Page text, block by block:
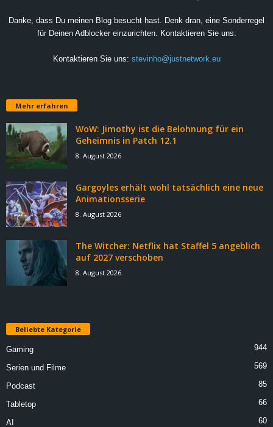
Danke, dass Du meinen Blog besucht hast. Denk dran, eine Sonderregel
für Deinen Adblocker einzurichten. Kontaktieren Sie uns:
Kontaktieren Sie uns: stevinho@justnetwork.eu
Mehr erfahren
WoW: Jimothy ist die Belohnung für ein
Geheimnis in Patch 12.1
8. August 2026
Gargoyles erhält wohl tatsächlich eine neue
Animationsserie
8. August 2026
The Witcher: Netflix hat Staffel 5 angeblich
auf 2027 verschoben
8. August 2026
Beliebte Kategorie
Gaming 944
Serien und Filme 569
Podcast 85
Tabletop 66
AI 60